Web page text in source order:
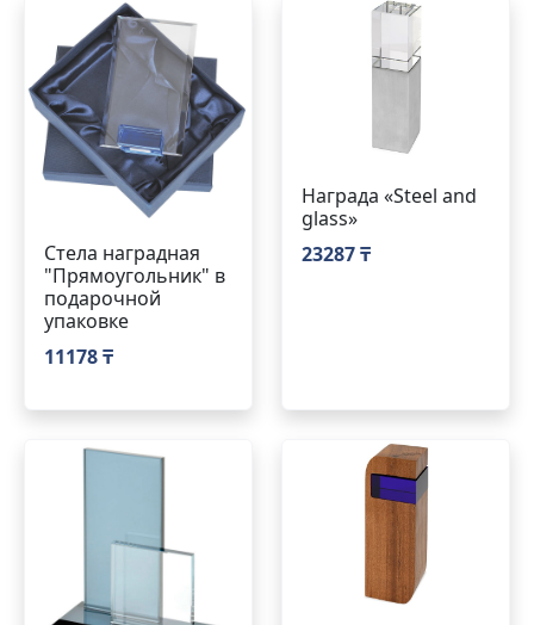
Стела наградная
"Прямоугольник" в
подарочной
упаковке
11178 ₸
Награда «Steel and
glass»
23287 ₸